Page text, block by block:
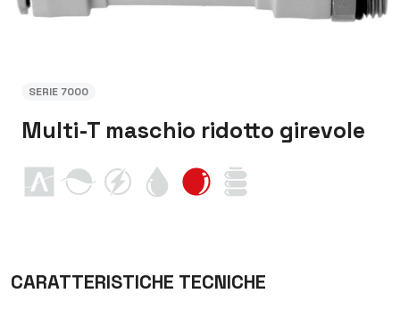
SERIE 7000
Multi-T maschio ridotto girevole
CARATTERISTICHE TECNICHE